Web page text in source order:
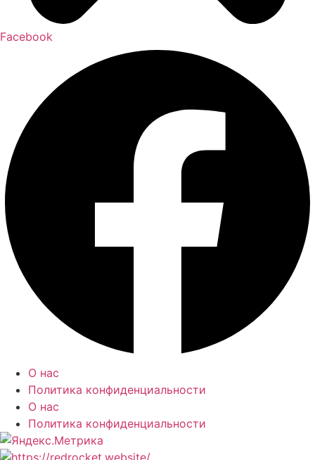
Facebook
О нас
Политика конфиденциальности
О нас
Политика конфиденциальности